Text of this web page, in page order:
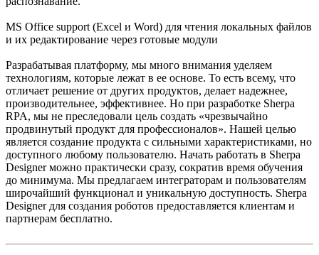
MS Office support (Excel и Word) для чтения локальных файлов
и их редактирование через готовые модули
Разрабатывая платформу, мы много внимания уделяем
технологиям, которые лежат в ее основе. То есть всему, что
отличает решение от других продуктов, делает надежнее,
производительнее, эффективнее. Но при разработке Sherpa
RPA, мы не преследовали цель создать «чрезвычайно
продвинутый продукт для профессионалов». Нашей целью
является создание продукта с сильными характеристиками, но
доступного любому пользователю. Начать работать в Sherpa
Designer можно практически сразу, сократив время обучения
до минимума. Мы предлагаем интеграторам и пользователям
широчайший функционал и уникальную доступность. Sherpa
Designer для создания роботов предоставляется клиентам и
партнерам бесплатно.